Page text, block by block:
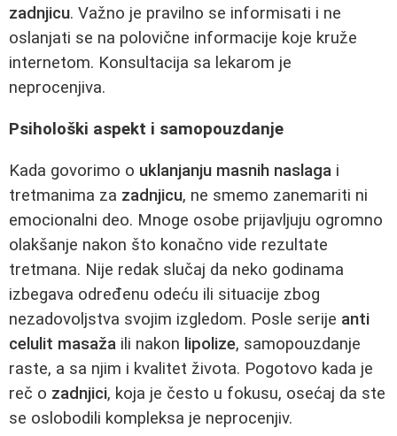
zadnjicu. Važno je pravilno se informisati i ne
oslanjati se na polovične informacije koje kruže
internetom. Konsultacija sa lekarom je
neprocenjiva.
Psihološki aspekt i samopouzdanje
Kada govorimo o uklanjanju masnih naslaga i
tretmanima za zadnjicu, ne smemo zanemariti ni
emocionalni deo. Mnoge osobe prijavljuju ogromno
olakšanje nakon što konačno vide rezultate
tretmana. Nije redak slučaj da neko godinama
izbegava određenu odeću ili situacije zbog
nezadovoljstva svojim izgledom. Posle serije anti
celulit masaža ili nakon lipolize, samopouzdanje
raste, a sa njim i kvalitet života. Pogotovo kada je
reč o zadnjici, koja je često u fokusu, osećaj da ste
se oslobodili kompleksa je neprocenjiv.